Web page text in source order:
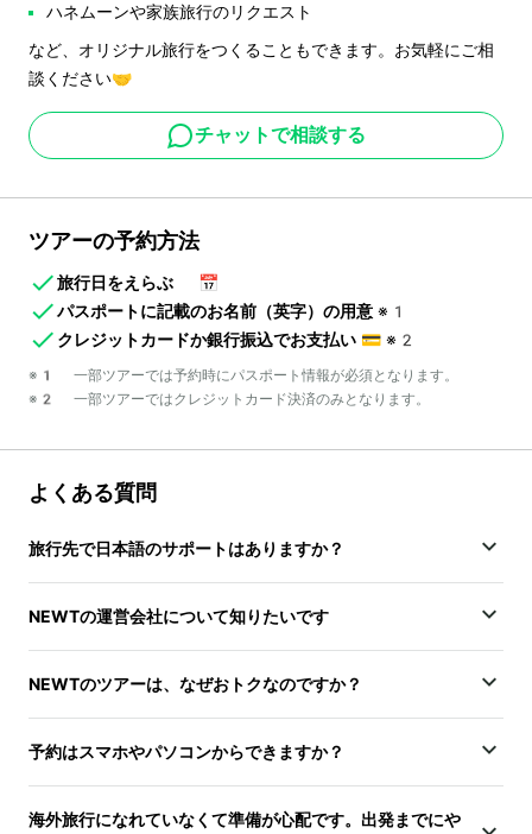
ハネムーンや家族旅行のリクエスト
など、オリジナル旅行をつくることもできます。お気軽にご相
談ください🤝
チャットで相談する
ツアーの予約方法
旅行日をえらぶ
📅
パスポートに記載のお名前（英字）の用意 ※1
クレジットカードか銀行振込でお支払い 💳 ※2
※1 一部ツアーでは予約時にパスポート情報が必須となります。
※2 一部ツアーではクレジットカード決済のみとなります。
よくある質問
旅行先で日本語のサポートはありますか？
NEWTの運営会社について知りたいです
NEWTのツアーは、なぜおトクなのですか？
予約はスマホやパソコンからできますか？
海外旅行になれていなくて準備が心配です。出発までにや